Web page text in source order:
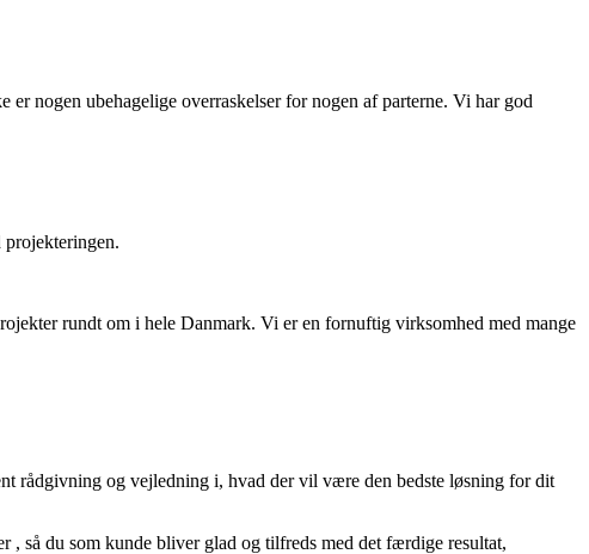
nogen ubehagelige overraskelser for nogen af parterne. Vi har god
rundt om i hele Danmark. Vi er en fornuftig virksomhed med mange
rådgivning og vejledning i, hvad der vil være den bedste løsning for dit
så du som kunde bliver glad og tilfreds med det færdige resultat,